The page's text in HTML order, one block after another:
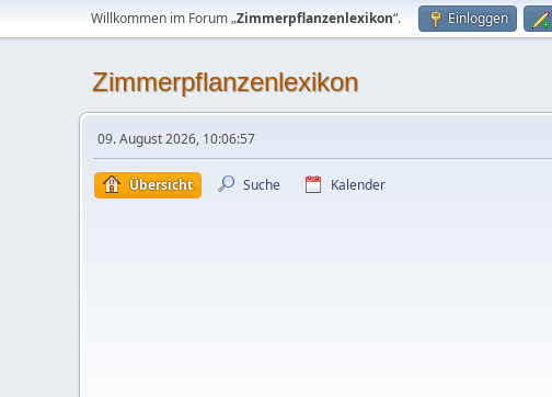
Willkommen im Forum „Zimmerpflanzenlexikon“. Einloggen
Zimmerpflanzenlexikon
09. August 2026, 10:06:57
Übersicht Suche Kalender